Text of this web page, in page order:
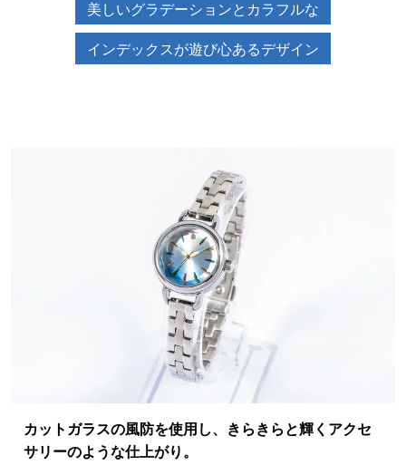
美しいグラデーションとカラフルな
インデックスが遊び心あるデザイン
カットガラスの風防を使用し、きらきらと輝くアクセ
サリーのような仕上がり。